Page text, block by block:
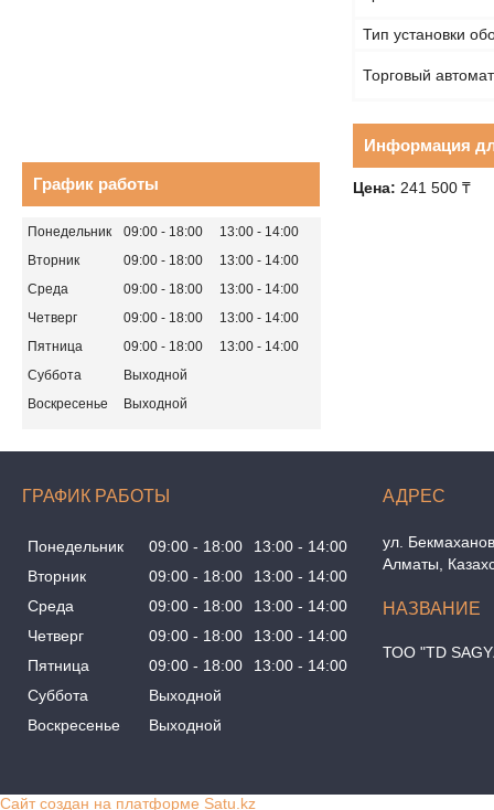
Тип установки
Торговый автомат
Информация
Цена: 241 500 ₸
График работы
Понедельник 09:00 18:00 13:00
14:00
Вторник
09:00 18:00 13:00
14:00
Среда
09:00 18:00 13:00
14:00
Четверг
09:00 18:00 13:00
14:00
Пятница
09:00 18:00 13:00
14:00
Суббота
Выходной
Воскресенье
Выходной
ГРАФИК РАБОТЫ
Понедельник 09:00 18:00 13:00
14:00
Вторник
09:00 18:00 13:00
14:00
Среда
09:00 18:00 13:00
14:00
Четверг
09:00 18:00 13:00
14:00
Пятница
09:00 18:00 13:00
14:00
Суббота
Выходной
Воскресенье
Выходной
ул.
Алматы,
ТОО "TD
Сайт создан на платформе Satu.kz